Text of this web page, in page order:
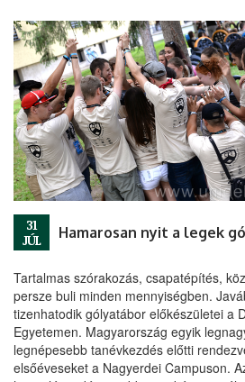
31
JÚL
Hamarosan nyit a legek
Tartalmas szórakozás, csapatépítés,
persze buli minden mennyiségben.
tizenhatodik gólyatábor előkészületei a
Egyetemen. Magyarország egyik
legnépesebb tanévkezdés előtti
elsőéveseket a Nagyerdei Campuson.